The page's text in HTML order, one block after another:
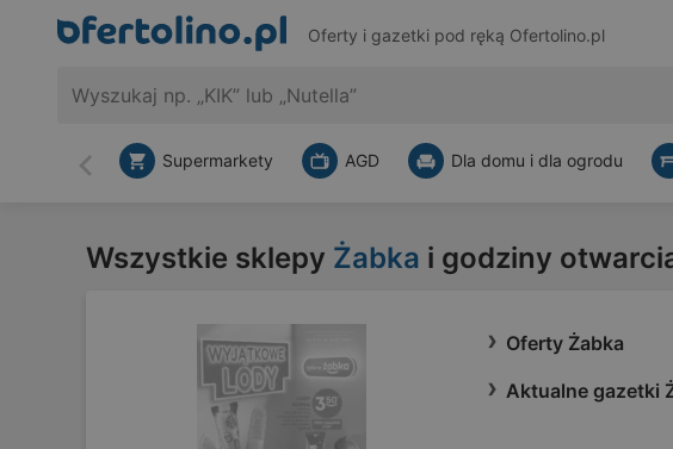
Oferty i gazetki pod ręką Ofertolino.pl
Wstecz
Supermarkety AGD Dla domu i dla ogrodu
Wszystkie sklepy Żabka i godziny
Oferty Żabka
Aktualne gazetki